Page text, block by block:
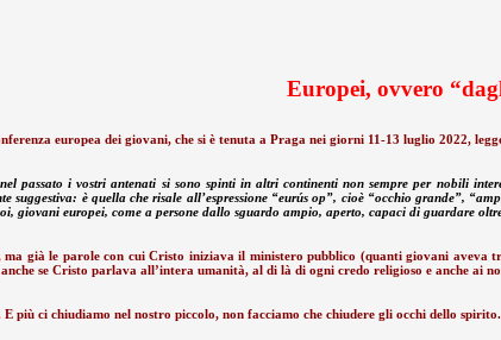
Europei, ovvero
europea dei giovani, che si è tenuta a Praga nei giorni 11-13 luglio 2022,
passato i vostri antenati si sono spinti in altri continenti non sempre per nobili
suggestiva: è quella che risale all’espressione “eurús op”, cioè “occhio grande”,
giovani europei, come a persone dallo sguardo ampio, aperto, capaci di guardare
già le parole con cui Cristo iniziava il ministero pubblico (quanti giovani aveva
se Cristo parlava all’intera umanità, al di là di ogni credo religioso e anche ai
più ci chiudiamo nel nostro piccolo, non facciamo che chiudere gli occhi dello spirito.